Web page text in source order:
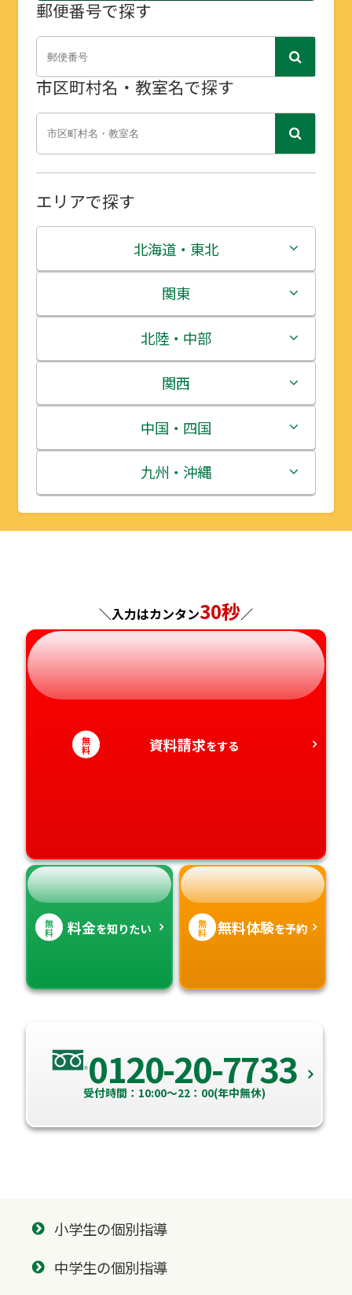
郵便番号で探す
市区町村名・教室名で探す
エリアで探す
北海道・東北
北海道
青森県
岩手県
宮城県
秋田県
山形県
関東
茨城県
栃木県
群馬県
埼玉県
千葉県
北陸・中部
新潟県
富山県
石川県
福井県
岐阜県
静岡県
関西
三重県
滋賀県
京都府
奈良県
和歌山県
中国・四国
鳥取県
島根県
山口県
徳島県
香川県
九州・沖縄
福岡県
熊本県
大分県
宮崎県
＼入力はカンタン30秒／
無
料 資料請求をする
無
料 料金を知りたい 無
料 無料体験を予約
0120-20-7733
受付時間：10:00～22：00(年中無休)
小学生の個別指導
中学生の個別指導